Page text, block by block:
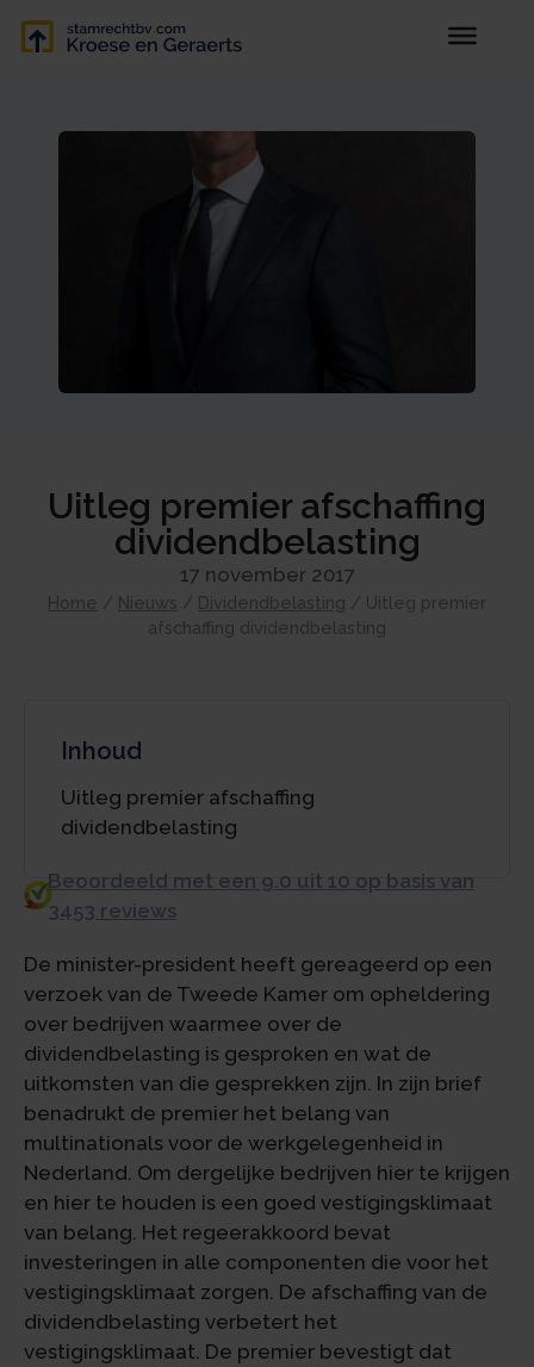
Uitleg premier afschaffing
dividendbelasting
17 november 2017
Home / Nieuws / Dividendbelasting / Uitleg premier
afschaffing dividendbelasting
Inhoud
Uitleg premier afschaffing
dividendbelasting
Beoordeeld met een 9.0 uit 10 op basis van
3453 reviews
De minister-president heeft gereageerd op een
verzoek van de Tweede Kamer om opheldering
over bedrijven waarmee over de
dividendbelasting is gesproken en wat de
uitkomsten van die gesprekken zijn. In zijn brief
benadrukt de premier het belang van
multinationals voor de werkgelegenheid in
Nederland. Om dergelijke bedrijven hier te krijgen
en hier te houden is een goed vestigingsklimaat
van belang. Het regeerakkoord bevat
investeringen in alle componenten die voor het
vestigingsklimaat zorgen. De afschaffing van de
dividendbelasting verbetert het
vestigingsklimaat. De premier bevestigt dat